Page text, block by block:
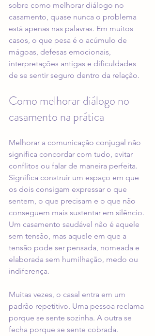
sobre como melhorar diálogo no
casamento, quase nunca o problema
está apenas nas palavras. Em muitos
casos, o que pesa é o acúmulo de
mágoas, defesas emocionais,
interpretações antigas e dificuldades
de se sentir seguro dentro da relação.
Como melhorar diálogo no
casamento na prática
Melhorar a comunicação conjugal não
significa concordar com tudo, evitar
conflitos ou falar de maneira perfeita.
Significa construir um espaço em que
os dois consigam expressar o que
sentem, o que precisam e o que não
conseguem mais sustentar em silêncio.
Um casamento saudável não é aquele
sem tensão, mas aquele em que a
tensão pode ser pensada, nomeada e
elaborada sem humilhação, medo ou
indiferença.
Muitas vezes, o casal entra em um
padrão repetitivo. Uma pessoa reclama
porque se sente sozinha. A outra se
fecha porque se sente cobrada.